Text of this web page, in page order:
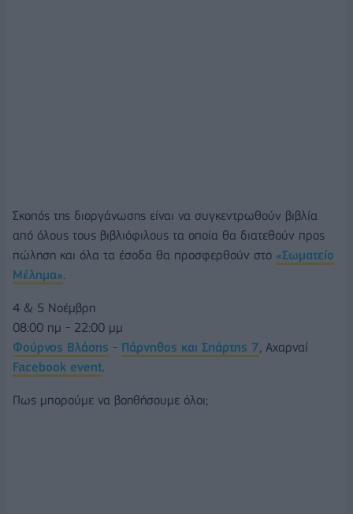
Σκοπός της διοργάνωσης είναι να συγκεντρωθούν βιβλία
από όλους τους βιβλιόφιλους τα οποία θα διατεθούν προς
πώληση και όλα τα έσοδα θα προσφερθούν στο «Σωματείο
Μέλημα».
4 & 5 Νοέμβρη
08:00 πμ - 22:00 μμ
Φούρνος Βλάσης - Πάρνηθος και Σπάρτης 7, Αχαρναί
Facebook event.
Πως μπορούμε να βοηθήσουμε όλοι;